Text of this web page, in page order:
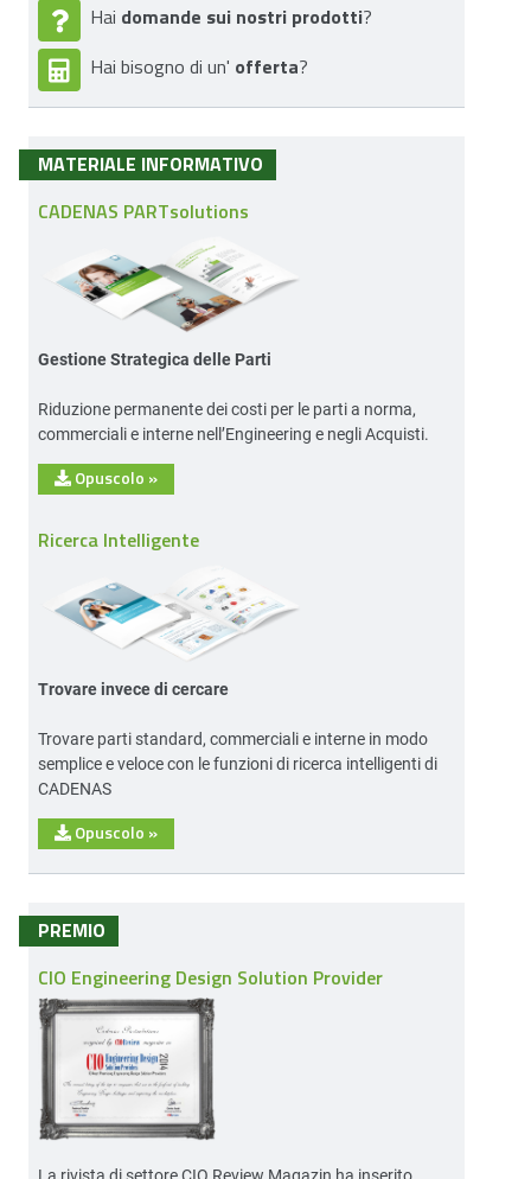
Hai domande sui nostri prodotti?
Hai bisogno di un' offerta?
MATERIALE INFORMATIVO
CADENAS PARTsolutions
Gestione Strategica delle Parti
Riduzione permanente dei costi per le parti a norma,
commerciali e interne nell’Engineering e negli Acquisti.
Opuscolo »
Ricerca Intelligente
Trovare invece di cercare
Trovare parti standard, commerciali e interne in modo
semplice e veloce con le funzioni di ricerca intelligenti di
CADENAS
Opuscolo »
PREMIO
CIO Engineering Design Solution Provider